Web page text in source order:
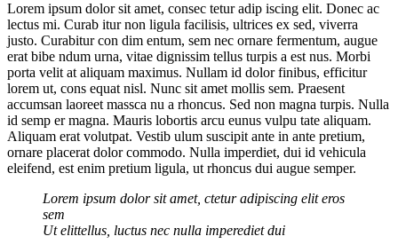
Lorem ipsum dolor sit amet, consec tetur adip iscing elit. Donec ac
lectus mi. Curab itur non ligula facilisis, ultrices ex sed, viverra
justo. Curabitur con dim entum, sem nec ornare fermentum, augue
erat bibe ndum urna, vitae dignissim tellus turpis a est nus. Morbi
porta velit at aliquam maximus. Nullam id dolor finibus, efficitur
lorem ut, cons equat nisl. Nunc sit amet mollis sem. Praesent
accumsan laoreet massca nu a rhoncus. Sed non magna turpis. Nulla
id semp er magna. Mauris lobortis arcu eunus vulpu tate aliquam.
Aliquam erat volutpat. Vestib ulum suscipit ante in ante pretium,
ornare placerat dolor commodo. Nulla imperdiet, dui id vehicula
eleifend, est enim pretium ligula, ut rhoncus dui augue semper.
Lorem ipsum dolor sit amet, ctetur adipiscing elit eros
sem
Ut elittellus, luctus nec nulla imperediet dui